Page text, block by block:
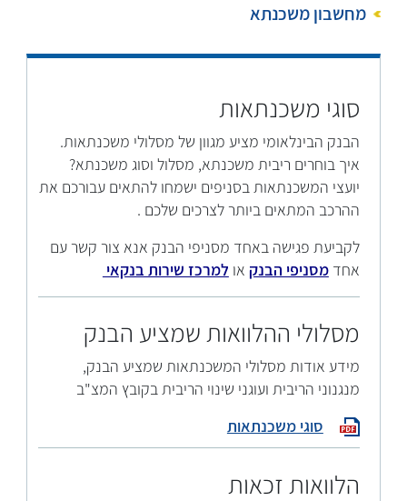
מחשבון משכנתא
סוגי משכנתאות
הבנק הבינלאומי מציע מגוון של מסלולי משכנתאות.
איך בוחרים ריבית משכנתא, מסלול וסוג משכנתא?
יועצי המשכנתאות בסניפים ישמחו להתאים עבורכם את
ההרכב המתאים ביותר לצרכים שלכם .
לקביעת פגישה באחד מסניפי הבנק אנא צור קשר עם
אחדמסניפי הבנק או למרכז שירות בנקאי
מסלולי ההלוואות שמציע הבנק
מידע אודות מסלולי המשכנתאות שמציע הבנק,
מנגנוני הריבית ועוגני שינוי הריבית בקובץ המצ"ב
סוגי משכנתאות
הלוואות זכאות